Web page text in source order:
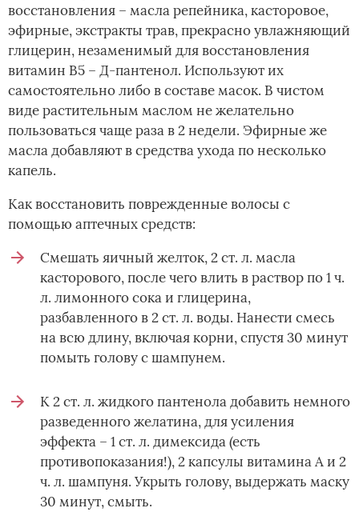
восстановления – масла репейника, касторовое,
эфирные, экстракты трав, прекрасно увлажняющий
глицерин, незаменимый для восстановления
витамин В5 – Д-пантенол. Используют их
самостоятельно либо в составе масок. В чистом
виде растительным маслом не желательно
пользоваться чаще раза в 2 недели. Эфирные же
масла добавляют в средства ухода по несколько
капель.
Как восстановить поврежденные волосы с
помощью аптечных средств:
Смешать яичный желток, 2 ст. л. масла
касторового, после чего влить в раствор по 1 ч.
л. лимонного сока и глицерина,
разбавленного в 2 ст. л. воды. Нанести смесь
на всю длину, включая корни, спустя 30 минут
помыть голову с шампунем.
К 2 ст. л. жидкого пантенола добавить немного
разведенного желатина, для усиления
эффекта – 1 ст. л. димексида (есть
противопоказания!), 2 капсулы витамина А и 2
ч. л. шампуня. Укрыть голову, выдержать маску
30 минут, смыть.